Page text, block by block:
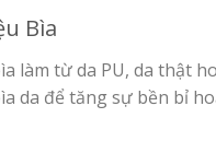
Bìa
làm từ da PU, da thật
da để tăng sự bền bỉ